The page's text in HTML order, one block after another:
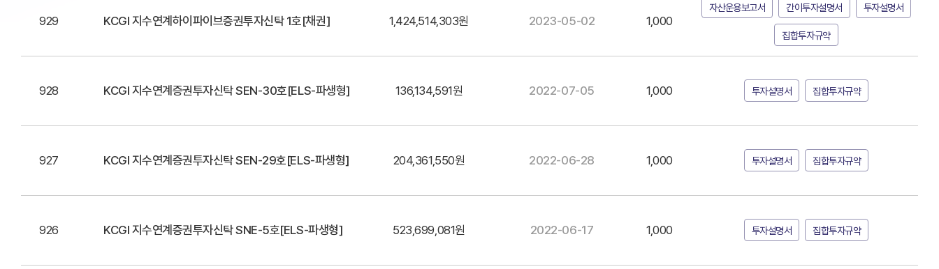
929 KCGI 지수연계하이파이브증권투자신탁 1호[채권] 1,424,514,303원 2023-05-02 1,000
자산운용보고서 간이투자설명서 투자설명서
집합투자규약
928 KCGI 지수연계증권투자신탁 SEN-30호[ELS-파생형] 136,134,591원 2022-07-05 1,000 투자설명서 집합투자규약
927 KCGI 지수연계증권투자신탁 SEN-29호[ELS-파생형] 204,361,550원 2022-06-28 1,000 투자설명서 집합투자규약
926 KCGI 지수연계증권투자신탁 SNE-5호[ELS-파생형] 523,699,081원 2022-06-17 1,000 투자설명서 집합투자규약